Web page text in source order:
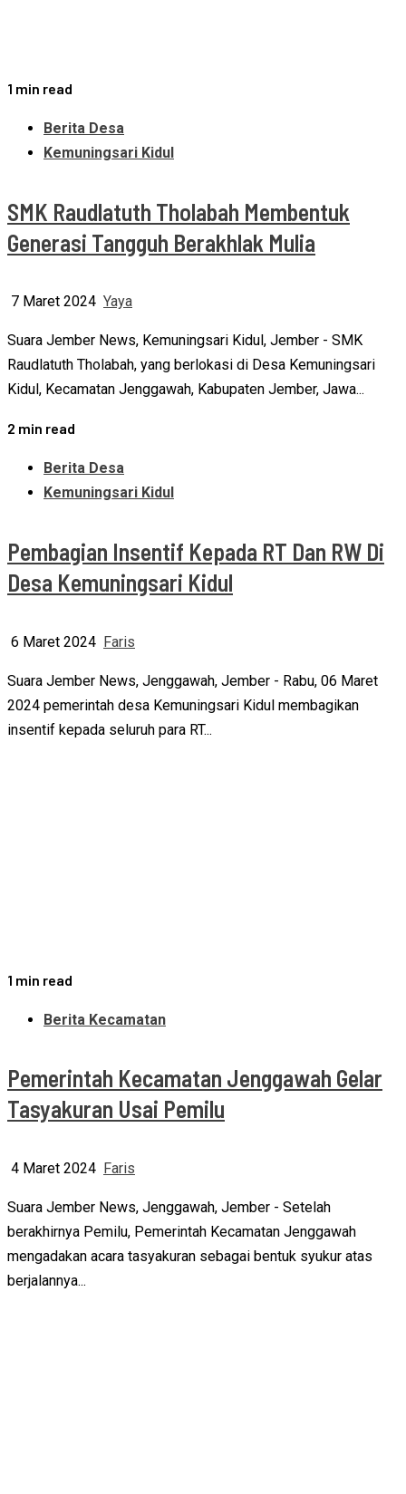
1 min read
Berita Desa
Kemuningsari Kidul
SMK Raudlatuth Tholabah Membentuk
Generasi Tangguh Berakhlak Mulia
7 Maret 2024 Yaya
Suara Jember News, Kemuningsari Kidul, Jember - SMK
Raudlatuth Tholabah, yang berlokasi di Desa Kemuningsari
Kidul, Kecamatan Jenggawah, Kabupaten Jember, Jawa...
2 min read
Berita Desa
Kemuningsari Kidul
Pembagian Insentif Kepada RT Dan RW Di
Desa Kemuningsari Kidul
6 Maret 2024 Faris
Suara Jember News, Jenggawah, Jember - Rabu, 06 Maret
2024 pemerintah desa Kemuningsari Kidul membagikan
insentif kepada seluruh para RT...
1 min read
Berita Kecamatan
Pemerintah Kecamatan Jenggawah Gelar
Tasyakuran Usai Pemilu
4 Maret 2024 Faris
Suara Jember News, Jenggawah, Jember - Setelah
berakhirnya Pemilu, Pemerintah Kecamatan Jenggawah
mengadakan acara tasyakuran sebagai bentuk syukur atas
berjalannya...